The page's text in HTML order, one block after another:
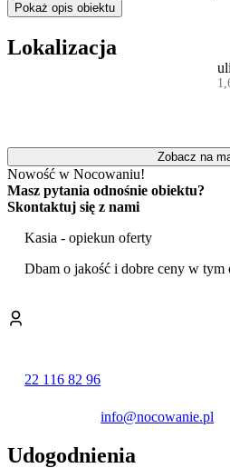
Obiekt jest przyjazny dla
czworonoga jest możliwy za dodatkową
Goście mogą korzystać z
dostępnych przy ulicy. Na terenie
Apartament stanowi dogodną bazę
atrakcji Jedliny-Zdroju i okolic. W
się barokowyPałac Jedlinka, w
regionu. Miłośnicy aktywnego
Aktywności „Czarodziejska Góra”
poszukujący punktów widokowych
dawnego kościoła poewangelickiego.
narciarskiego Karolinka
miłośników sportów zimowych.
Kompleks ACTIVE Jedlina,
spędzania czasu na świeżym
Pokaż opis obiektu
Lokalizacja
Zobacz na
Nowość w Nocowaniu!
Masz pytania odnośnie obiektu?
Skontaktuj się z nami
Kasia - opiekun oferty
Dbam o jakość i dobre ceny w tym
22 116 82 96
info@nocowanie.pl
Udogodnienia